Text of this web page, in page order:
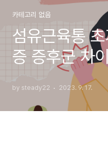
카테고리 없음
섬유근육통
증 증후군 차
by steady22 2023. 9. 17.